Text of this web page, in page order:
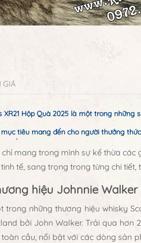
GIÁ
XR21 Hộp Quà 2025 là một trong
tiêu mang đến cho người thưởng
chỉ mang trong mình sự kế thừa
tế, sang trọng trong từng chi tiết,
hiệu Johnnie Walker
trong những thương hiệu whisky
bởi John Walker. Trải qua
cầu, nổi bật với các dòng sản